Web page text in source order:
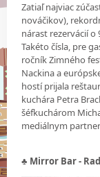
Zatiaľ najviac
nováčikov),
nárast rezervácií o
Takéto čísla, pre
ročník Zimného
Nackina a
hostí prijala
kuchára Petra
šéfkuchárom
mediálnym
♣ Mirror Bar -